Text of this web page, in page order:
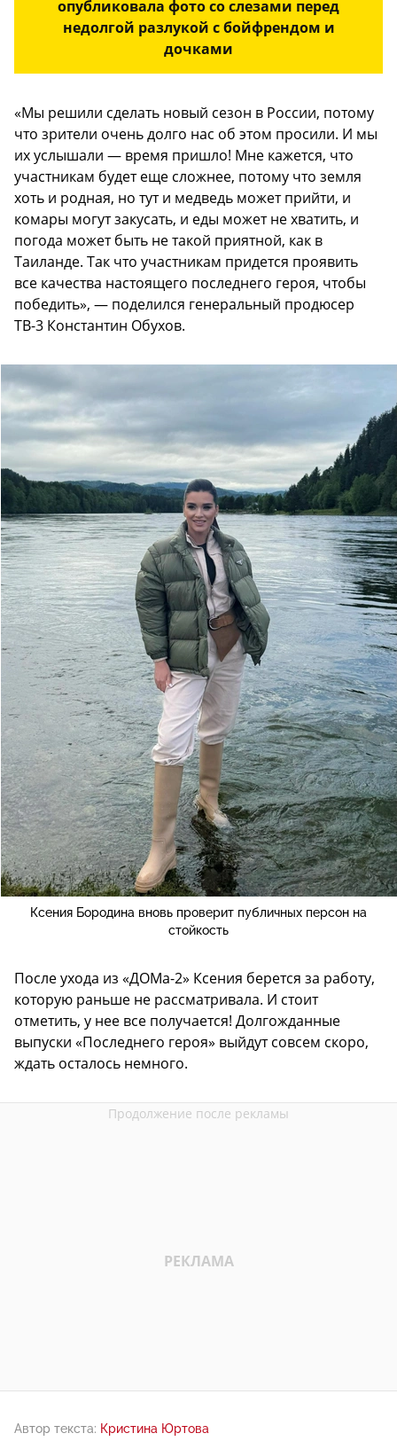
опубликовала фото со слезами перед
недолгой разлукой с бойфрендом и
дочками
«Мы решили сделать новый сезон в России, потому
что зрители очень долго нас об этом просили. И мы
их услышали — время пришло! Мне кажется, что
участникам будет еще сложнее, потому что земля
хоть и родная, но тут и медведь может прийти, и
комары могут закусать, и еды может не хватить, и
погода может быть не такой приятной, как в
Таиланде. Так что участникам придется проявить
все качества настоящего последнего героя, чтобы
победить», — поделился генеральный продюсер
ТВ-3 Константин Обухов.
Ксения Бородина вновь проверит публичных персон на
стойкость
После ухода из «ДОМа-2» Ксения берется за работу,
которую раньше не рассматривала. И стоит
отметить, у нее все получается! Долгожданные
выпуски «Последнего героя» выйдут совсем скоро,
ждать осталось немного.
Автор текста: Кристина Юртова